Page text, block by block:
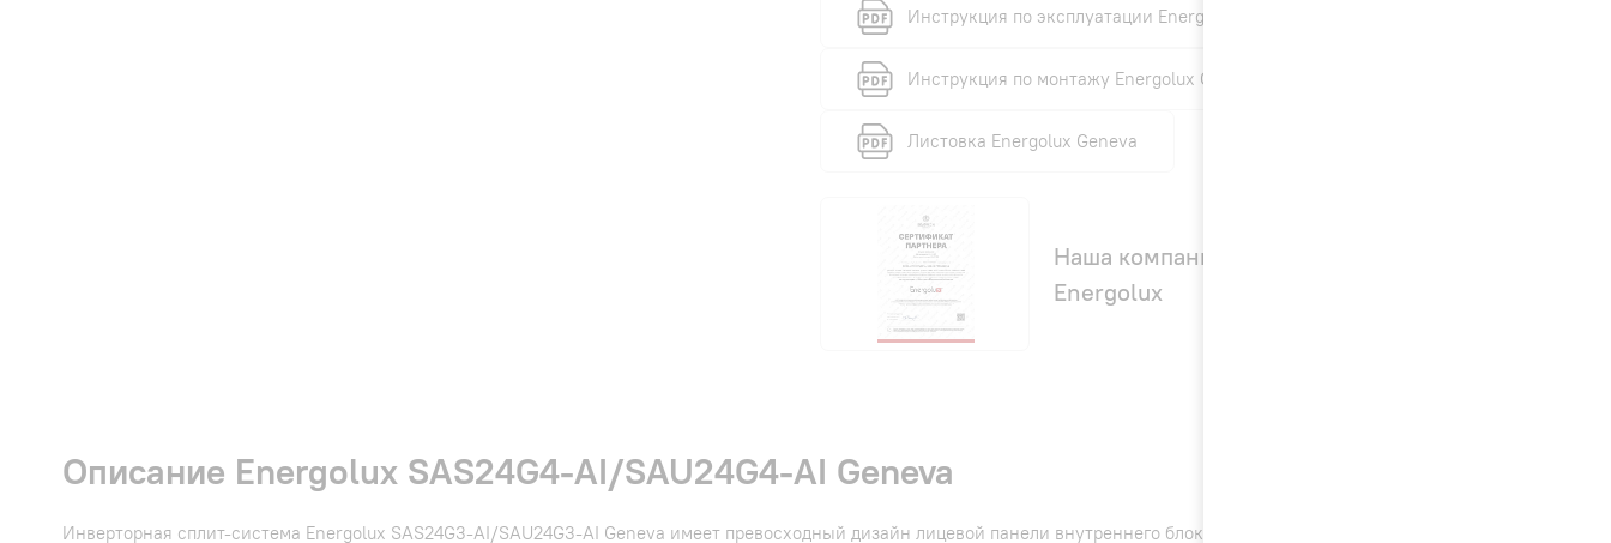
Инструкция по эксплуатации Energolux Geneva
Инструкция по монтажу Energolux Geneva
Листовка Energolux Geneva
Наша компания — официальный дилер
Energolux
Описание Energolux SAS24G4-AI/SAU24G4-AI Geneva
Инверторная сплит-система Energolux SAS24G3-AI/SAU24G3-AI Geneva имеет превосходный дизайн лицевой панели внутреннего блока, который идеально впишется в любой